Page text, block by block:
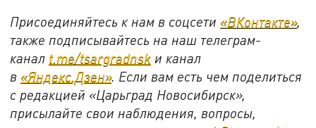
Присоединяйтесь к нам в соцсети «ВКонтакте»,
также подписывайтесь на наш телеграм-
канал t.me/tsargradnsk и канал
в «Яндекс.Дзен». Если вам есть чем поделиться
с редакцией «Царьград Новосибирск»,
присылайте свои наблюдения, вопросы,